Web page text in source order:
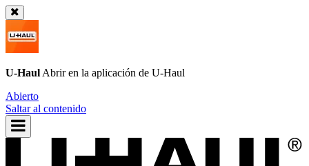
U-Haul Abrir en la aplicación de U-Haul
Abierto
Saltar al contenido